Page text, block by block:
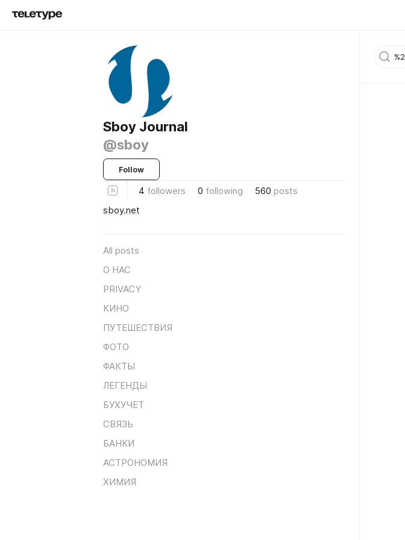
Sboy Journal
@sboy
Follow
4 followers 0 following 560 posts
sboy.net
All posts
О НАС
PRIVACY
КИНО
ПУТЕШЕСТВИЯ
ФОТО
ФАКТЫ
ЛЕГЕНДЫ
БУХУЧЕТ
СВЯЗЬ
БАНКИ
АСТРОНОМИЯ
ХИМИЯ